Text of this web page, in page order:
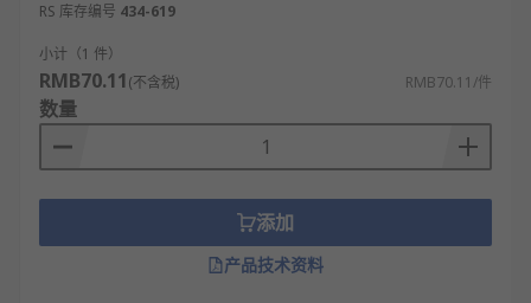
RS 库存编号 434-619
小计（1 件）
RMB70.11(不含税) RMB70.11/件
数量
添加
产品技术资料